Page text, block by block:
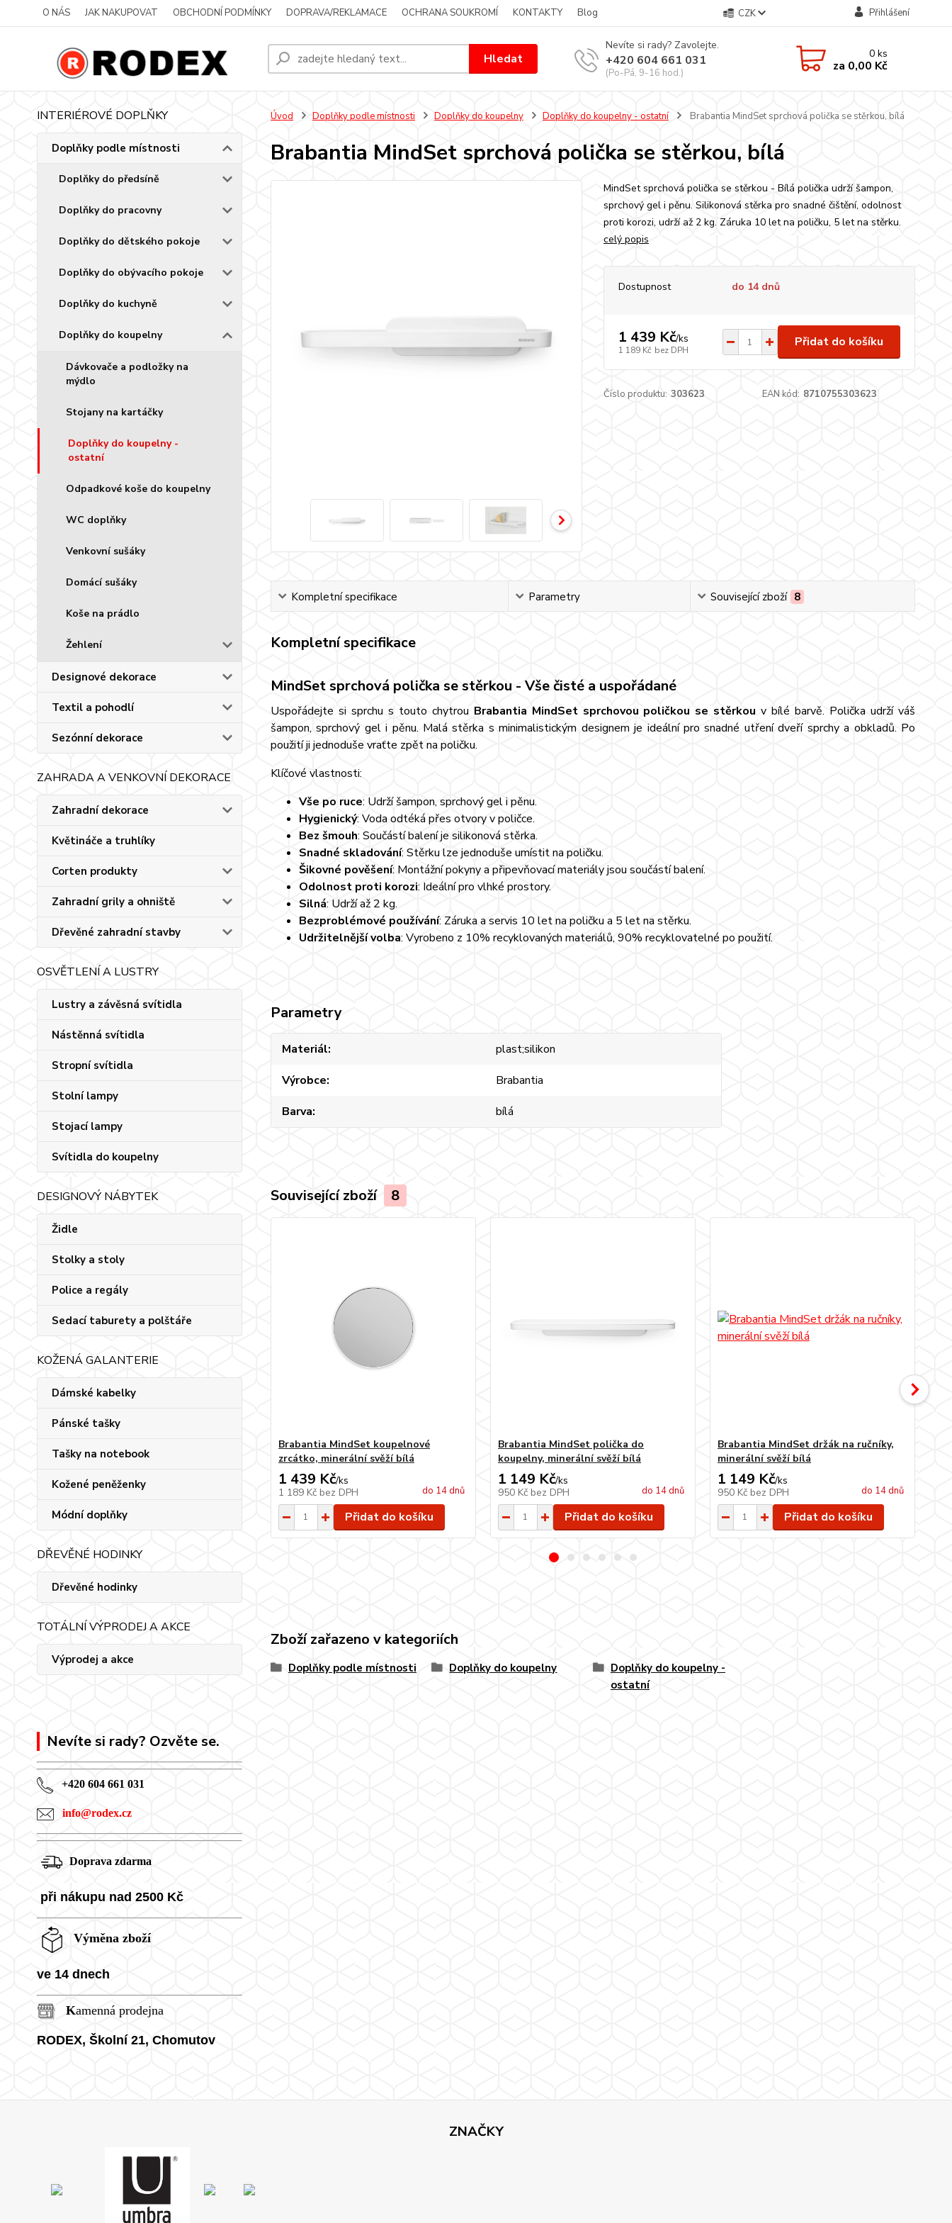
O NÁS JAK NAKUPOVAT OBCHODNÍ PODMÍNKY DOPRAVA/REKLAMACE OCHRANA SOUKROMÍ KONTAKTY Blog CZK Přihlášení
Hledat
Nevíte si rady? Zavolejte.
+420 604 661 031
(Po-Pá, 9-16 hod.)
0ks
za 0,00 Kč
INTERIÉROVÉ DOPLŇKY
Doplňky podle místnosti
Doplňky do předsíně
Doplňky do pracovny
Doplňky do dětského pokoje
Doplňky do obývacího pokoje
Doplňky do kuchyně
Doplňky do koupelny
Dávkovače a podložky na
mýdlo
Stojany na kartáčky
Doplňky do koupelny -
ostatní
Odpadkové koše do koupelny
WC doplňky
Venkovní sušáky
Domácí sušáky
Koše na prádlo
Žehlení
Designové dekorace
Textil a pohodlí
Sezónní dekorace
ZAHRADA A VENKOVNÍ DEKORACE
Zahradní dekorace
Květináče a truhlíky
Corten produkty
Zahradní grily a ohniště
Dřevěné zahradní stavby
OSVĚTLENÍ A LUSTRY
Lustry a závěsná svítidla
Nástěnná svítidla
Stropní svítidla
Stolní lampy
Stojací lampy
Svítidla do koupelny
DESIGNOVÝ NÁBYTEK
Židle
Stolky a stoly
Police a regály
Sedací taburety a polštáře
KOŽENÁ GALANTERIE
Dámské kabelky
Pánské tašky
Tašky na notebook
Kožené peněženky
Módní doplňky
DŘEVĚNÉ HODINKY
Dřevěné hodinky
TOTÁLNÍ VÝPRODEJ A AKCE
Výprodej a akce
Nevíte si rady? Ozvěte se.
+420 604 661 031
info@rodex.cz
Doprava zdarma
při nákupu nad 2500 Kč
Výměna zboží
ve 14 dnech
Kamenná prodejna
RODEX, Školní 21, Chomutov
Úvod Doplňky podle místnosti Doplňky do koupelny Doplňky do koupelny - ostatní Brabantia MindSet sprchová polička se stěrkou, bílá
Brabantia MindSet sprchová polička se stěrkou, bílá
MindSet sprchová polička se stěrkou - Bílá polička udrží šampon,
sprchový gel i pěnu. Silikonová stěrka pro snadné čištění, odolnost
proti korozi, udrží až 2 kg. Záruka 10 let na poličku, 5 let na stěrku.
celý popis
Dostupnost do 14 dnů
1 439 Kč/ks
1 189 Kč bez DPH
Přidat do košíku
Číslo produktu: 303623 EAN kód: 8710755303623
Kompletní specifikace Parametry Související zboží 8
Kompletní specifikace
MindSet sprchová polička se stěrkou - Vše čisté a uspořádané
Uspořádejte si sprchu s touto chytrou Brabantia MindSet sprchovou poličkou se stěrkou v bílé barvě. Polička udrží váš
šampon, sprchový gel i pěnu. Malá stěrka s minimalistickým designem je ideální pro snadné utření dveří sprchy a obkladů. Po
použití ji jednoduše vraťte zpět na poličku.
Klíčové vlastnosti:
Vše po ruce: Udrží šampon, sprchový gel i pěnu.
Hygienický: Voda odtéká přes otvory v poličce.
Bez šmouh: Součástí balení je silikonová stěrka.
Snadné skladování: Stěrku lze jednoduše umístit na poličku.
Šikovné pověšení: Montážní pokyny a připevňovací materiály jsou součástí balení.
Odolnost proti korozi: Ideální pro vlhké prostory.
Silná: Udrží až 2 kg.
Bezproblémové používání: Záruka a servis 10 let na poličku a 5 let na stěrku.
Udržitelnější volba: Vyrobeno z 10% recyklovaných materiálů, 90% recyklovatelné po použití.
Parametry
Materiál
plast;silikon
Výrobce
Brabantia
Barva
bílá
Související zboží 8
Brabantia MindSet koupelnové
zrcátko, minerální svěží bílá
1 439 Kč/ks
1 189 Kč bez DPH do 14 dnů
Přidat do košíku
Brabantia MindSet polička do
koupelny, minerální svěží bílá
1 149 Kč/ks
950 Kč bez DPH do 14 dnů
Přidat do košíku
Brabantia MindSet držák na ručníky,
minerální svěží bílá
1 149 Kč/ks
950 Kč bez DPH do 14 dnů
Přidat do košíku
Zboží zařazeno v kategoriích
Doplňky podle místnosti Doplňky do koupelny
Doplňky do koupelny -
ostatní
ZNAČKY